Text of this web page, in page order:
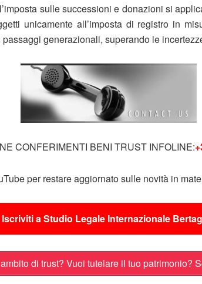
sulle successioni e donazioni si
unicamente all’imposta di registro in
generazionali, superando le
CONFERIMENTI BENI TRUST INFOLINE:
per restare aggiornato sulle novità in
Iscriviti a Studio Legale Internazionale
di trust? Vuoi tutelare il tuo patrimonio?